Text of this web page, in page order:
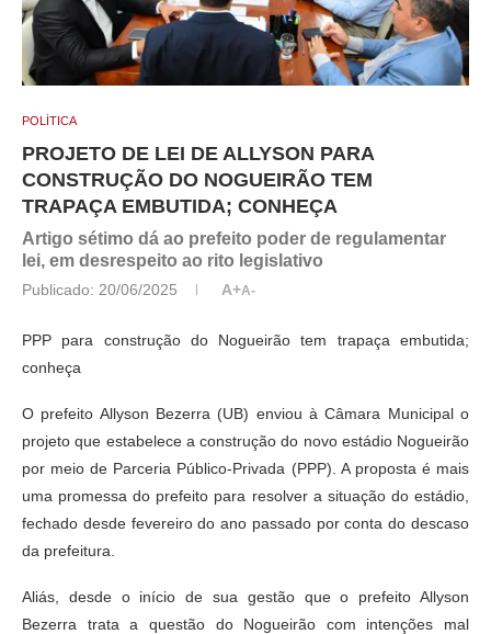
POLÍTICA
PROJETO DE LEI DE ALLYSON PARA
CONSTRUÇÃO DO NOGUEIRÃO TEM
TRAPAÇA EMBUTIDA; CONHEÇA
Artigo sétimo dá ao prefeito poder de regulamentar
lei, em desrespeito ao rito legislativo
Publicado: 20/06/2025 A+A-
PPP para construção do Nogueirão tem trapaça embutida;
conheça
O prefeito Allyson Bezerra (UB) enviou à Câmara Municipal o
projeto que estabelece a construção do novo estádio Nogueirão
por meio de Parceria Público-Privada (PPP). A proposta é mais
uma promessa do prefeito para resolver a situação do estádio,
fechado desde fevereiro do ano passado por conta do descaso
da prefeitura.
Aliás, desde o início de sua gestão que o prefeito Allyson
Bezerra trata a questão do Nogueirão com intenções mal